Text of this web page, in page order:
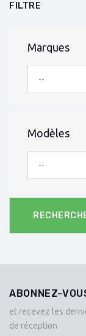
FILTRE
Marques
--
Modèles
--
ABONNEZ-
et recevez les
de réception